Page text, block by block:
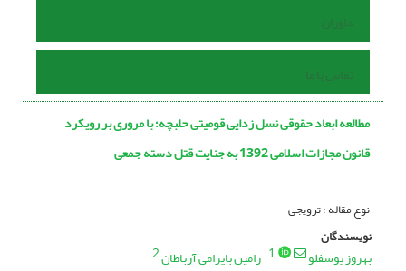
داوران
تماس با ما
مطالعه ابعاد حقوقی نسل زدایی قومیتی حلبچه؛ با مروری بر رویکرد
قانون مجازات اسلامی 1392 به جنایت قتل دسته جمعی
نوع مقاله : ترویجی
نویسندگان
بهروز یوسفلو 1 رامین بایرامی آرباطان2